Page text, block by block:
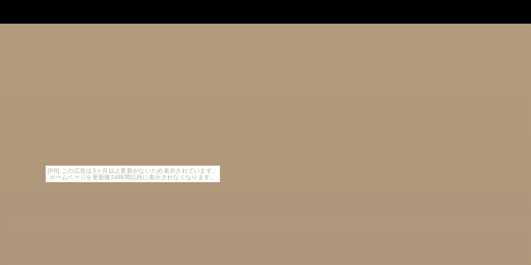
[PR] この広告は3ヶ月以上更新がないため表示されています。
ホームページを更新後24時間以内に表示されなくなります。